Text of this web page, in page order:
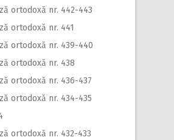
ortodoxă nr. 442-443
ortodoxă nr. 441
ortodoxă nr. 439-440
ortodoxă nr. 438
ortodoxă nr. 436-437
ortodoxă nr. 434-435
ortodoxă nr. 432-433